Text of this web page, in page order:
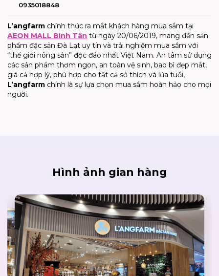
0935018848
L’angfarm chính thức ra mắt khách hàng mua sắm tại
AEON MALL Bình Tân từ ngày 20/06/2019, mang đến sản
phẩm đặc sản Đà Lạt uy tín và trải nghiệm mua sắm với
“thế giới nông sản” độc đáo nhất Việt Nam. An tâm sử dụng
các sản phẩm thơm ngon, an toàn vệ sinh, bao bì đẹp mắt,
giá cả hợp lý, phù hợp cho tất cả sở thích và lứa tuổi,
L’angfarm chính là sự lựa chọn mua sắm hoàn hảo cho mọi
người.
Hình ảnh gian hàng